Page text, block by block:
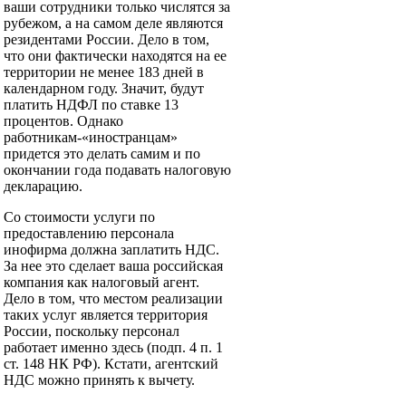
ваши сотрудники только числятся за
рубежом, а на самом деле являются
резидентами России. Дело в том,
что они фактически находятся на ее
территории не менее 183 дней в
календарном году. Значит, будут
платить НДФЛ по ставке 13
процентов. Однако
работникам-«иностранцам»
придется это делать самим и по
окончании года подавать налоговую
декларацию.
Со стоимости услуги по
предоставлению персонала
инофирма должна заплатить НДС.
За нее это сделает ваша российская
компания как налоговый агент.
Дело в том, что местом реализации
таких услуг является территория
России, поскольку персонал
работает именно здесь (подп. 4 п. 1
ст. 148 НК РФ). Кстати, агентский
НДС можно принять к вычету.